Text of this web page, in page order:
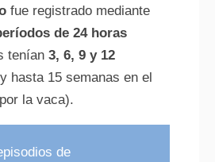
fue registrado mediante
de 24 horas
tenían 3, 6, 9 y 12
hasta 15 semanas en el
la vaca).
de